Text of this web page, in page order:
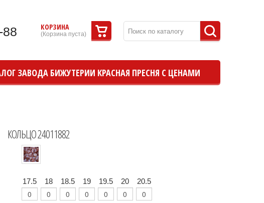
КОРЗИНА
(Корзина пуста)
88
ЗАВОДА БИЖУТЕРИИ КРАСНАЯ ПРЕСНЯ С ЦЕНАМИ
КОЛЬЦО 24011882
17.5 18 18.5 19 19.5 20 20.5